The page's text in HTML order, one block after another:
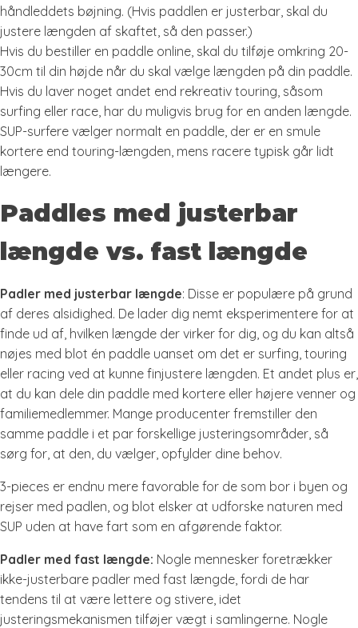
håndleddets bøjning. (Hvis paddlen er justerbar, skal du
justere længden af skaftet, så den passer.)
Hvis du bestiller en paddle online, skal du tilføje omkring 20-
30cm til din højde når du skal vælge længden på din paddle.
Hvis du laver noget andet end rekreativ touring, såsom
surfing eller race, har du muligvis brug for en anden længde.
SUP-surfere vælger normalt en paddle, der er en smule
kortere end touring-længden, mens racere typisk går lidt
længere.
Paddles med justerbar
længde vs. fast længde
Padler med justerbar længde: Disse er populære på grund
af deres alsidighed. De lader dig nemt eksperimentere for at
finde ud af, hvilken længde der virker for dig, og du kan altså
nøjes med blot én paddle uanset om det er surfing, touring
eller racing ved at kunne finjustere længden. Et andet plus er,
at du kan dele din paddle med kortere eller højere venner og
familiemedlemmer. Mange producenter fremstiller den
samme paddle i et par forskellige justeringsområder, så
sørg for, at den, du vælger, opfylder dine behov.
3-pieces er endnu mere favorable for de som bor i byen og
rejser med padlen, og blot elsker at udforske naturen med
SUP uden at have fart som en afgørende faktor.
Padler med fast længde: Nogle mennesker foretrækker
ikke-justerbare padler med fast længde, fordi de har
tendens til at være lettere og stivere, idet
justeringsmekanismen tilføjer vægt i samlingerne. Nogle